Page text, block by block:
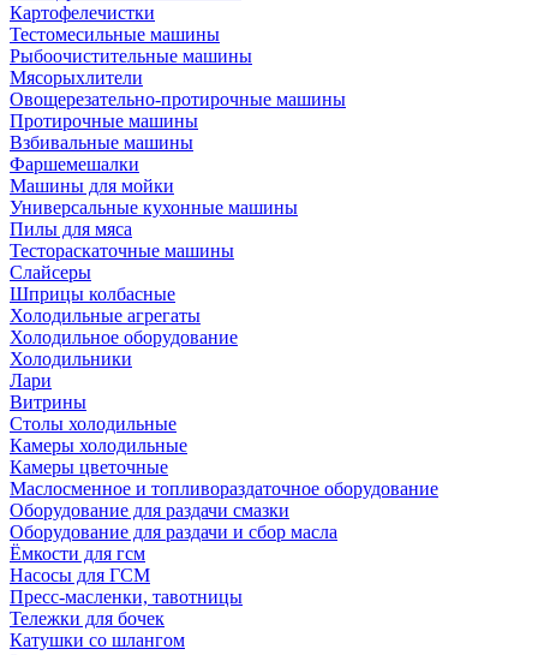
Картофелечистки
Тестомесильные машины
Рыбоочистительные машины
Мясорыхлители
Овощерезательно-протирочные машины
Протирочные машины
Взбивальные машины
Фаршемешалки
Машины для мойки
Универсальные кухонные машины
Пилы для мяса
Тестораскаточные машины
Слайсеры
Шприцы колбасные
Холодильные агрегаты
Холодильное оборудование
Холодильники
Лари
Витрины
Столы холодильные
Камеры холодильные
Камеры цветочные
Маслосменное и топливораздаточное оборудование
Оборудование для раздачи смазки
Оборудование для раздачи и сбор масла
Ёмкости для гсм
Насосы для ГСМ
Пресс-масленки, тавотницы
Тележки для бочек
Катушки со шлангом